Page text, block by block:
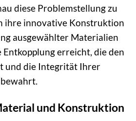
diese Problemstellung zu
ihre innovative Konstruktion
ausgewählter Materialien
erreicht, die den
und die Integrität Ihrer
und Konstruktion